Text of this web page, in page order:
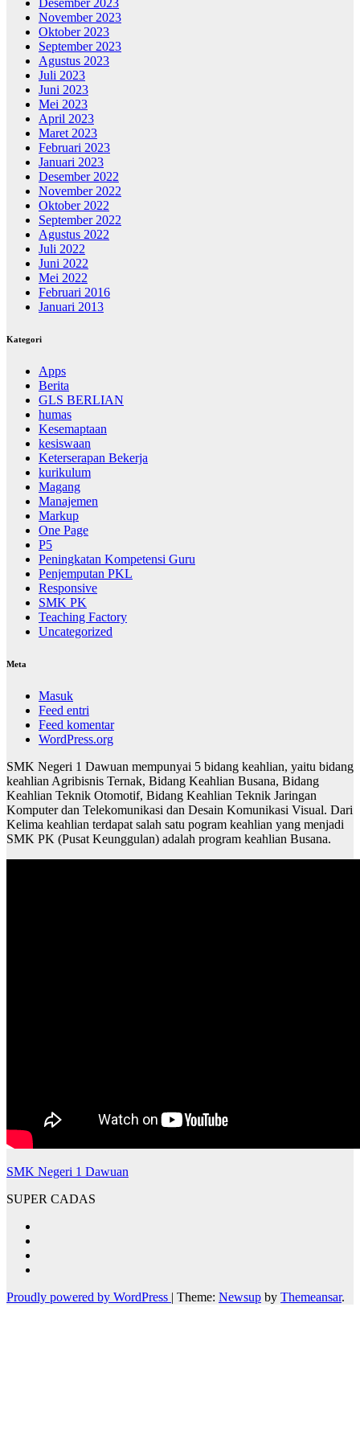
November 2023
Oktober 2023
September 2023
Agustus 2023
Juli 2023
Juni 2023
Mei 2023
April 2023
Maret 2023
Februari 2023
Januari 2023
Desember 2022
November 2022
Oktober 2022
September 2022
Agustus 2022
Juli 2022
Juni 2022
Mei 2022
Februari 2016
Januari 2013
Kategori
Apps
Berita
GLS BERLIAN
humas
Kesemaptaan
kesiswaan
Keterserapan Bekerja
kurikulum
Magang
Manajemen
Markup
One Page
P5
Peningkatan Kompetensi Guru
Penjemputan PKL
Responsive
SMK PK
Teaching Factory
Uncategorized
Meta
Masuk
Feed entri
Feed komentar
WordPress.org
SMK Negeri 1 Dawuan mempunyai 5 bidang keahlian, yaitu bidang
keahlian Agribisnis Ternak, Bidang Keahlian Busana, Bidang
Keahlian Teknik Otomotif, Bidang Keahlian Teknik Jaringan
Komputer dan Telekomunikasi dan Desain Komunikasi Visual. Dari
Kelima keahlian terdapat salah satu pogram keahlian yang menjadi
SMK PK (Pusat Keunggulan) adalah program keahlian Busana.
SMK Negeri 1 Dawuan
SUPER CADAS
Proudly powered by WordPress | Theme: Newsup by Themeansar.